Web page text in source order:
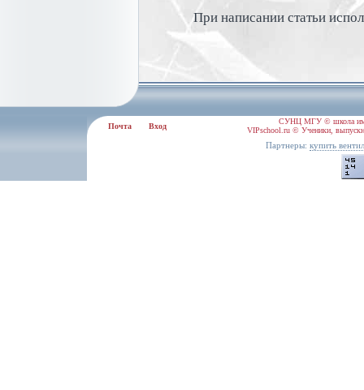
При написании статьи
Почта Вход
СУНЦ МГУ © школа
VIPschool.ru © Ученики,
Партнеры: купить